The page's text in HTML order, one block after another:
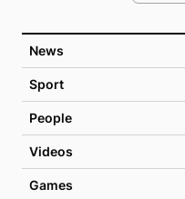
News
Sport
People
Videos
Games